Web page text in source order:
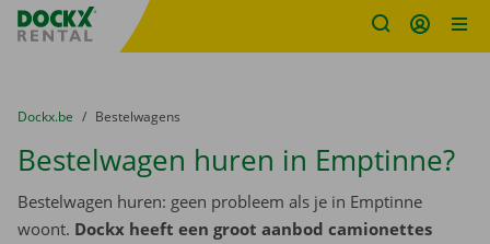
Fratello DEMO
U bevindt zich hier:
van
Dockx.be naar
Bestelwagens
Bestelwagen huren in Emptinne?
Bestelwagen huren: geen probleem als je in Emptinne
woont. Dockx heeft een groot aanbod camionettes